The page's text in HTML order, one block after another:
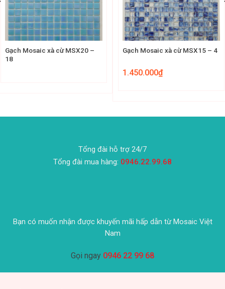
Gạch Mosaic xà cừ MSX20 –
18
Gạch Mosaic xà cừ MSX15 – 4
1.450.000₫
Tổng đài hỗ trợ 24/7
Tổng đài mua hàng: 0946.22.99.68
Bạn có muốn nhận được khuyến mãi hấp dẫn từ Mosaic Việt
Nam
Gọi ngay 0946 22 99 68